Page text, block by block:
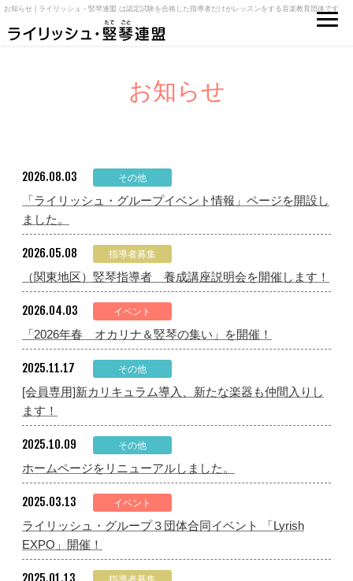
お知らせ | ライリッシュ・竪琴連盟 は認定試験を合格した指導者だけがレッスンをする音楽教育団体です
お知らせ
2026.08.03 その他
「ライリッシュ・グループイベント情報」ページを開設し
ました。
2026.05.08 指導者募集
（関東地区）竪琴指導者 養成講座説明会を開催します！
2026.04.03 イベント
「2026年春 オカリナ＆竪琴の集い」を開催！
2025.11.17 その他
[会員専用]新カリキュラム導入、新たな楽器も仲間入りし
ます！
2025.10.09 その他
ホームページをリニューアルしました。
2025.03.13 イベント
ライリッシュ・グループ３団体合同イベント 「Lyrish
EXPO」開催！